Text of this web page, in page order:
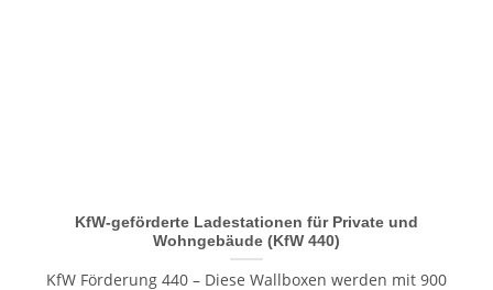
KfW-geförderte Ladestationen für Private und
Wohngebäude (KfW 440)
KfW Förderung 440 – Diese Wallboxen werden mit 900